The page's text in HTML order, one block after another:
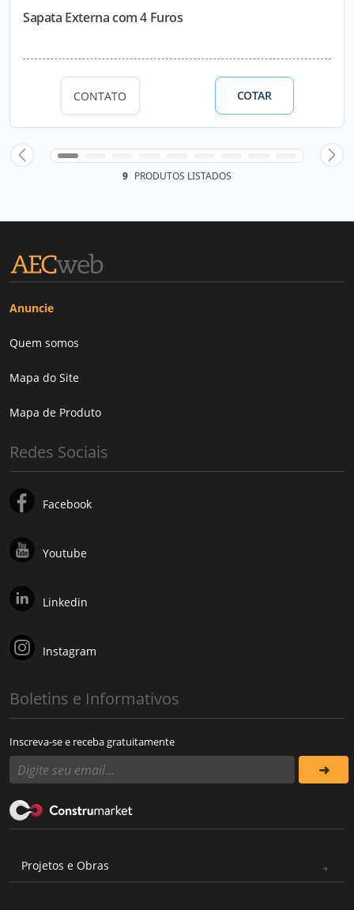
Sapata Externa com 4 Furos
CONTATO COTAR
9 PRODUTOS LISTADOS
Anuncie
Quem somos
Mapa do Site
Mapa de Produto
Redes Sociais
Facebook
Youtube
Linkedin
Instagram
Boletins e Informativos
Inscreva-se e receba gratuitamente
Projetos e Obras